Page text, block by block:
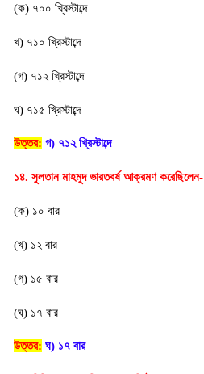
(ক) ৭০০ খ্রিস্টাব্দে
খ) ৭১০ খ্রিস্টাব্দে
(গ) ৭১২ খ্রিস্টাব্দে
ঘ) ৭১৫ খ্রিস্টাব্দে
উত্তর: গ) ৭১২ খ্রিস্টাব্দে
১৪. সুলতান মাহমুদ ভারতবর্ষ আক্রমণ করেছিলেন-
(ক) ১০ বার
(খ) ১২ বার
(গ) ১৫ বার
(ঘ) ১৭ বার
উত্তর: ঘ) ১৭ বার